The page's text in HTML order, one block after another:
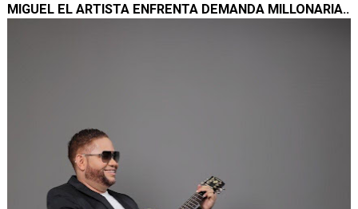
MIGUEL EL ARTISTA ENFRENTA DEMANDA MILLONARIA..